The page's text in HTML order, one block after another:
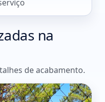
na
de acabamento.